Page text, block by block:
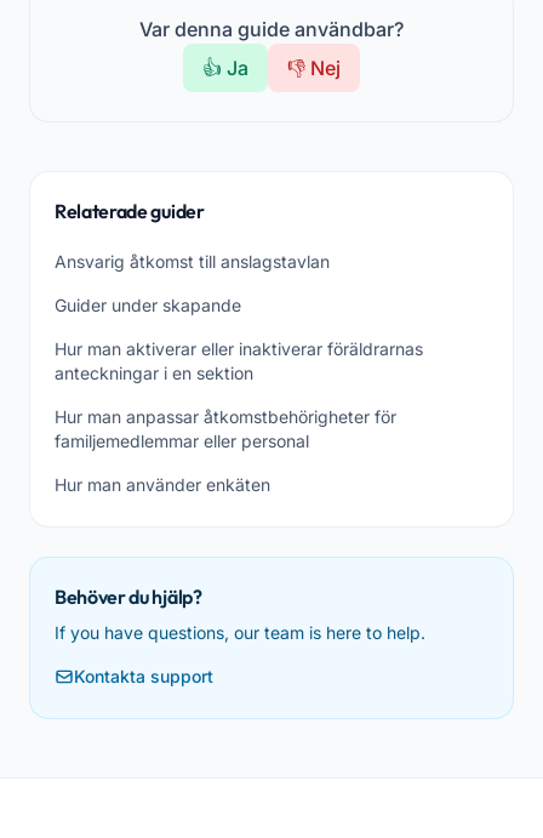
Var denna guide användbar?
👍 Ja
👎 Nej
Relaterade guider
Ansvarig åtkomst till anslagstavlan
Guider under skapande
Hur man aktiverar eller inaktiverar föräldrarnas
anteckningar i en sektion
Hur man anpassar åtkomstbehörigheter för
familjemedlemmar eller personal
Hur man använder enkäten
Behöver du hjälp?
If you have questions, our team is here to help.
Kontakta support